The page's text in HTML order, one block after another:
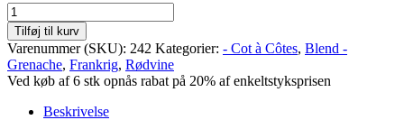
Vignerons
Proprietés
Associé,
Cot
à
Côtes
Rouge
Tilføj til kurv
Varenummer (SKU): 242 Kategorier: - Cot à Côtes, Blend -
Grenache, Frankrig, Rødvine
Ved køb af 6 stk opnås rabat på 20% af enkeltstyksprisen
Beskrivelse